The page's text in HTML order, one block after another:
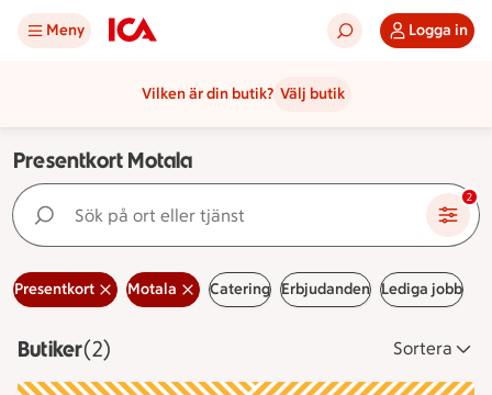
Meny Logga in
Vilken är din butik? Välj butik
Presentkort Motala
Sök på ort eller tjänst 2
Presentkort Motala Catering Erbjudanden Lediga jobb
ButikerVisar 2 stycken
(2) Sortera